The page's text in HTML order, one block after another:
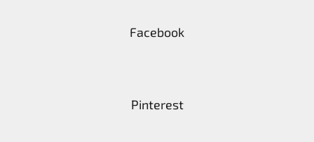
Facebook
Pinterest